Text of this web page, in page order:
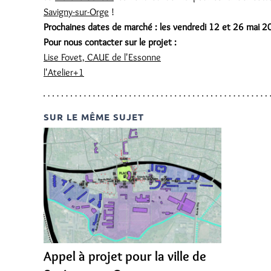
Savigny-sur-Orge !
Prochaines dates de marché : les vendredi 12 et 26 mai
Pour nous contacter sur le projet :
Lise Fovet, CAUE de l'Essonne
l'Atelier+1
SUR LE MÊME SUJET
Appel à projet pour la ville de